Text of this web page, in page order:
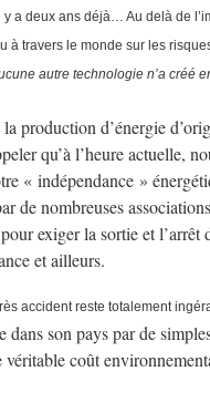
a deux ans déjà… Au delà de
travers le monde sur les
autre technologie n’a créé
production d’énergie
qu’à l’heure actuelle,
« indépendance »
de nombreuses
exiger la sortie et l’arrêt
et ailleurs.
accident reste totalement
son pays par de
coût